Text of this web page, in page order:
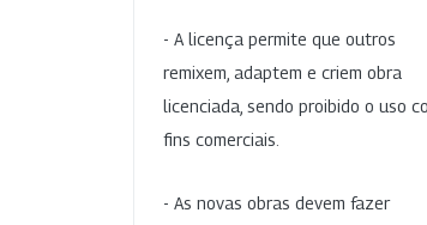
- A licença permite que outros
remixem, adaptem e criem obra
licenciada, sendo proibido o uso
fins comerciais.
- As novas obras devem fazer